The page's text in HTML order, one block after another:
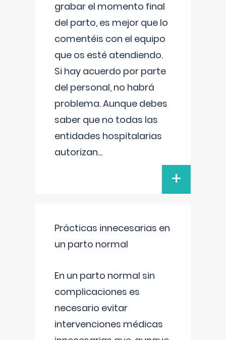
grabar el momento final
del parto, es mejor que lo
comentéis con el equipo
que os esté atendiendo.
Si hay acuerdo por parte
del personal, no habrá
problema. Aunque debes
saber que no todas las
entidades hospitalarias
autorizan...
+
Prácticas innecesarias en
un parto normal
En un parto normal sin
complicaciones es
necesario evitar
intervenciones médicas